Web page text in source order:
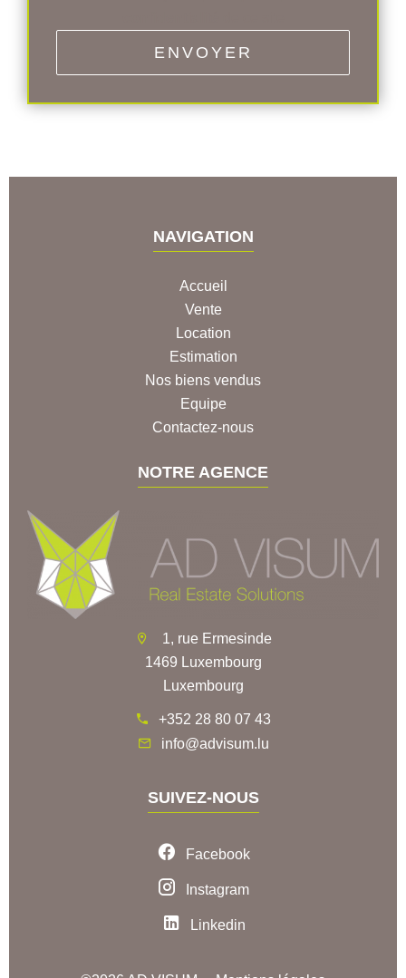
ENVOYER
NAVIGATION
Accueil
Vente
Location
Estimation
Nos biens vendus
Equipe
Contactez-nous
NOTRE AGENCE
1, rue Ermesinde
1469 Luxembourg
Luxembourg
+352 28 80 07 43
info@advisum.lu
SUIVEZ-NOUS
Facebook
Instagram
Linkedin